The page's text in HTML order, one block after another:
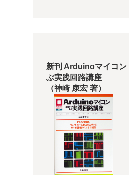
新刊 Arduinoマイコン
ぶ実践回路講座
（神崎 康宏 著）